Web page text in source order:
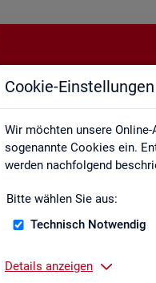
Cookie-Einstellungen
Wir möchten unsere
sogenannte Cookies ein.
werden nachfolgend
Bitte wählen Sie aus:
Technisch Notwendig
Details anzeigen